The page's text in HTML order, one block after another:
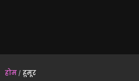
होम हुमूर